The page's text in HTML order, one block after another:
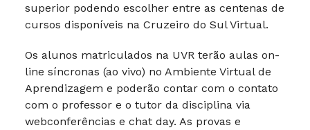
superior podendo escolher entre as centenas de
cursos disponíveis na Cruzeiro do Sul Virtual.
Os alunos matriculados na UVR terão aulas on-
line síncronas (ao vivo) no Ambiente Virtual de
Aprendizagem e poderão contar com o contato
com o professor e o tutor da disciplina via
webconferências e chat day. As provas e